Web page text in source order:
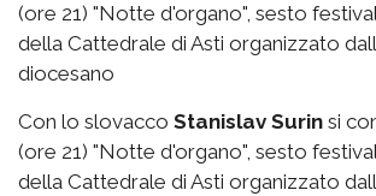
(ore 21) "Notte d'organo", sesto
della Cattedrale di Asti organizzato
diocesano
Con lo slovacco Stanislav Surin si
(ore 21) "Notte d'organo", sesto
della Cattedrale di Asti organizzato